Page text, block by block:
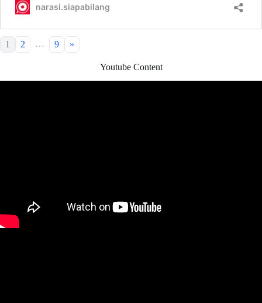
1 2 … 9 »
Youtube Content